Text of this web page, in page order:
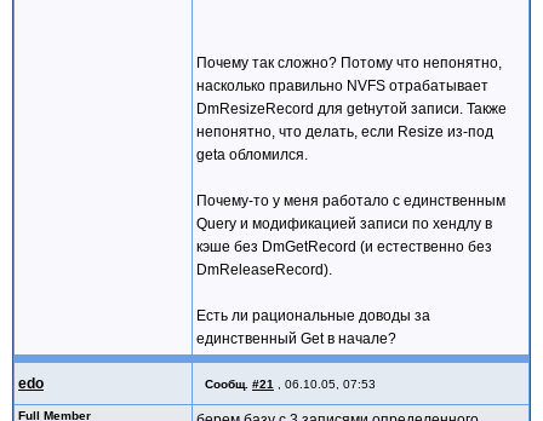
Почему так сложно? Потому что непонятно,
насколько правильно NVFS отрабатывает
DmResizeRecord для getнутой записи. Также
непонятно, что делать, если Resize из-под
getа обломился.
Почему-то у меня работало с единственным
Query и модификацией записи по хендлу в
кэше без DmGetRecord (и естественно без
DmReleaseRecord).
Есть ли рациональные доводы за
единственный Get в начале?
edo Сообщ. #21 06.10.05, 07:53
Full Member